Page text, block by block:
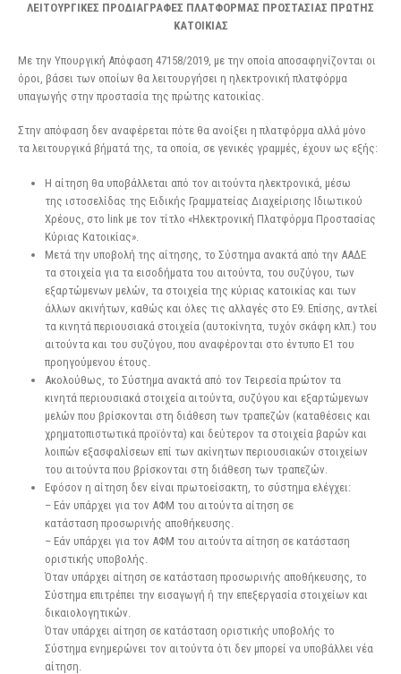
ΛΕΙΤΟΥΡΓΙΚΕΣ ΠΡΟΔΙΑΓΡΑΦΕΣ ΠΛΑΤΦΟΡΜΑΣ ΠΡΟΣΤΑΣΙΑΣ ΠΡΩΤΗΣ
ΚΑΤΟΙΚΙΑΣ
Με την Υπουργική Απόφαση 47158/2019, με την οποία αποσαφηνίζονται οι
όροι, βάσει των οποίων θα λειτουργήσει η ηλεκτρονική πλατφόρμα
υπαγωγής στην προστασία της πρώτης κατοικίας.
Στην απόφαση δεν αναφέρεται πότε θα ανοίξει η πλατφόρμα αλλά μόνο
τα λειτουργικά βήματά της, τα οποία, σε γενικές γραμμές, έχουν ως εξής:
Η αίτηση θα υποβάλλεται από τον αιτούντα ηλεκτρονικά, μέσω
της ιστοσελίδας της Ειδικής Γραμματείας Διαχείρισης Ιδιωτικού
Χρέους, στο link με τον τίτλο «Ηλεκτρονική Πλατφόρμα Προστασίας
Κύριας Κατοικίας».
Μετά την υποβολή της αίτησης, το Σύστημα ανακτά από την ΑΑΔΕ
τα στοιχεία για τα εισοδήματα του αιτούντα, του συζύγου, των
εξαρτώμενων μελών, τα στοιχεία της κύριας κατοικίας και των
άλλων ακινήτων, καθώς και όλες τις αλλαγές στο Ε9. Επίσης, αντλεί
τα κινητά περιουσιακά στοιχεία (αυτοκίνητα, τυχόν σκάφη κλπ.) του
αιτούντα και του συζύγου, που αναφέρονται στο έντυπο Ε1 του
προηγούμενου έτους.
Ακολούθως, το Σύστημα ανακτά από τον Τειρεσία πρώτον τα
κινητά περιουσιακά στοιχεία αιτούντα, συζύγου και εξαρτώμενων
μελών που βρίσκονται στη διάθεση των τραπεζών (καταθέσεις και
χρηματοπιστωτικά προϊόντα) και δεύτερον τα στοιχεία βαρών και
λοιπών εξασφαλίσεων επί των ακίνητων περιουσιακών στοιχείων
του αιτούντα που βρίσκονται στη διάθεση των τραπεζών.
Εφόσον η αίτηση δεν είναι πρωτοείσακτη, το σύστημα ελέγχει:
– Εάν υπάρχει για τον ΑΦΜ του αιτούντα αίτηση σε
κατάσταση προσωρινής αποθήκευσης.
– Εάν υπάρχει για τον ΑΦΜ του αιτούντα αίτηση σε κατάσταση
οριστικής υποβολής.
Όταν υπάρχει αίτηση σε κατάσταση προσωρινής αποθήκευσης, το
Σύστημα επιτρέπει την εισαγωγή ή την επεξεργασία στοιχείων και
δικαιολογητικών.
Όταν υπάρχει αίτηση σε κατάσταση οριστικής υποβολής το
Σύστημα ενημερώνει τον αιτούντα ότι δεν μπορεί να υποβάλλει νέα
αίτηση.